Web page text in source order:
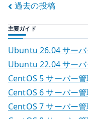
と
dataplane
の
本
へ
の
投
稿
ナ
ビ
ゲ
ー
過去の投稿
主要ガイド
Ubuntu 26.04 サーバ
Ubuntu 22.04 サーバ
CentOS 5 サーバー
CentOS 6 サーバー
CentOS 7 サーバー